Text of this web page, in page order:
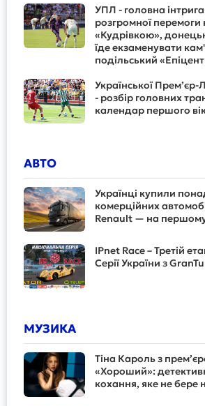
УПЛ - головна інтрига
розгромної перемоги
«Кудрівкою»,
їде екзаменувати
подільський
Української Прем’єр-
- розбір головних
календар першого
АВТО
Українці купили
комерційних
Renault — на першому
IPnet Race – Третій
Серії України з
МУЗИКА
Тіна Кароль з
«Хороший»:
кохання, яке не бере